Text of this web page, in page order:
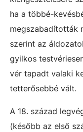
ha a többé-
megszabadították
szerint az
gyilkos
vér tapadt valaki
tetterősebbé vált.
A 18. század
(később az első